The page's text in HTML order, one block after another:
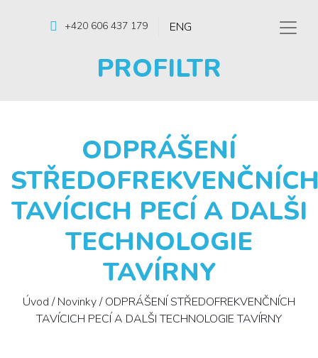
+420 606 437 179 ENG
PROFILTR
ODPRÁŠENÍ
TAVÍCICH PECÍ A DALŠI
TECHNOLOGIE
TAVÍRNY
Úvod / Novinky/ ODPRÁŠENÍ STŘEDOFREKVENČNÍCH
TAVÍCICH PECÍ A DALŠI TECHNOLOGIE TAVÍRNY